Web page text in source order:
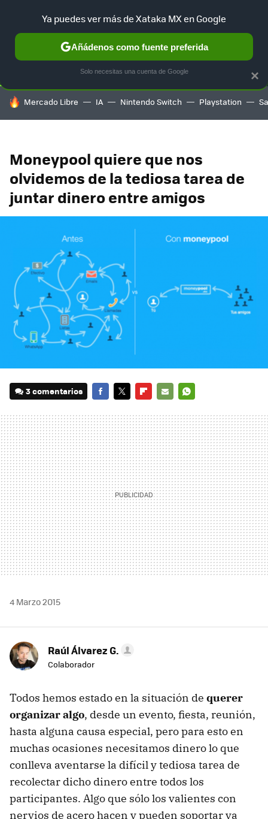
SELECCIÓN GAMING HOME AUTO TERRITORIO
HOY SE HABLA DE
Mercado Libre IA Nintendo Switch Playstation
Moneypool quiere que nos
olvidemos de la tediosa tarea de
juntar dinero entre amigos
3 comentarios
MAIL
4 Marzo 2015
Raúl Álvarez G.
Colaborador
Todos hemos estado en la situación de querer
organizar algo, desde un evento, fiesta, reunión,
hasta alguna causa especial, pero para esto en
muchas ocasiones necesitamos dinero lo que
conlleva aventarse la difícil y tediosa tarea de
recolectar dicho dinero entre todos los
participantes. Algo que sólo los valientes con
nervios de acero hacen y pueden soportar ya
×
Ya puedes ver más de Xataka MX en Google
Añádenos como fuente preferida
Solo necesitas una cuenta de Google